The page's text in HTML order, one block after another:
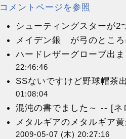
コメントページを参照
シューティングスターが
メイデン銀 が弓のとこ
ハードレザーグローブ出
22:46:46
SSないですけど野球帽
01:08:04
混沌の書でました～ -- [
メタルギアのメタルギア
2009-05-07 (木) 20:27:16